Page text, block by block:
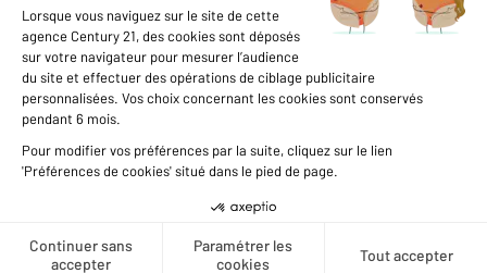
International
Nous contacter
Données personnelles
Gestionnaire des cookies